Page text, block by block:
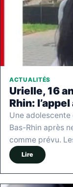
ACTUALITÉS
Urielle, 16
Rhin:
Une adolescente
Bas-Rhin après
comme prévu.
Lire